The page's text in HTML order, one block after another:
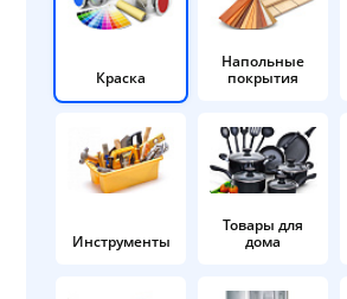
Краска
Напольные
покрытия
Инструменты
Товары для
дома